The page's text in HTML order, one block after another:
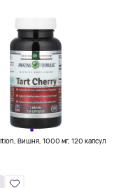
Вишня, 1000 мг, 120 капсул